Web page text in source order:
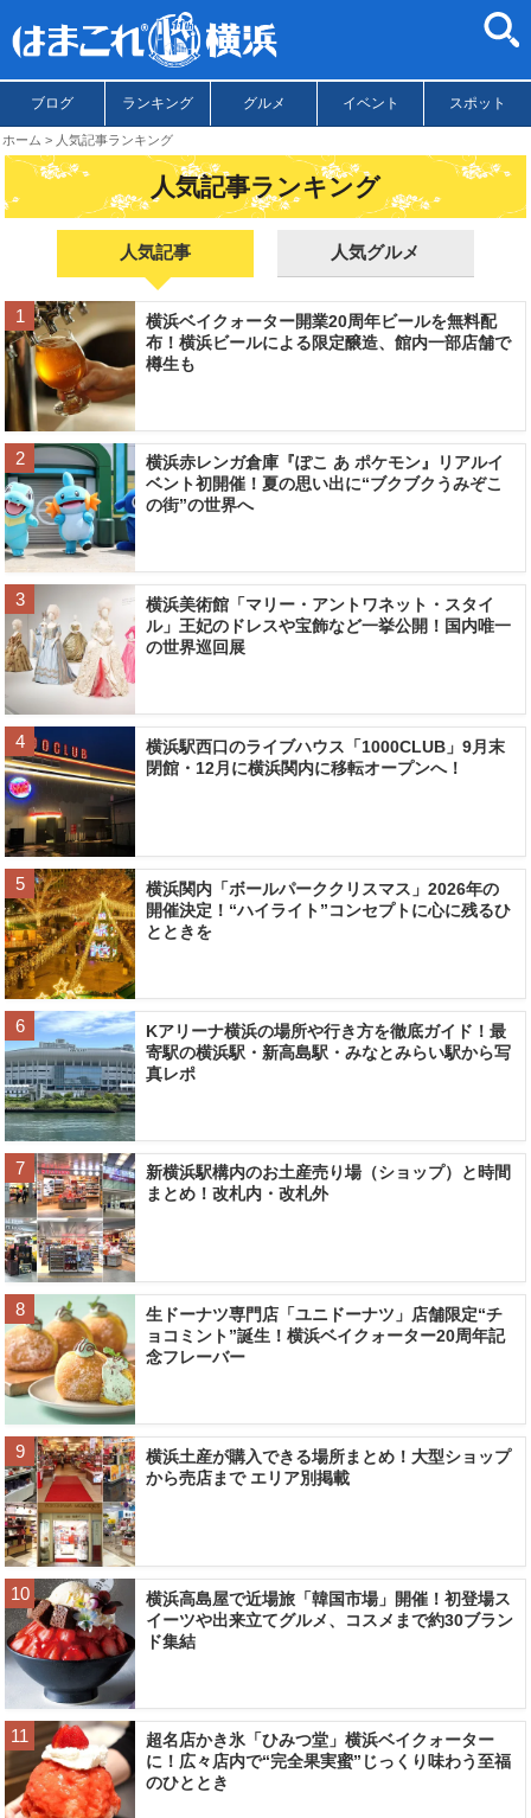
ブログ ランキング グルメ イベント スポット
ホーム 人気記事ランキング
人気記事ランキング
人気記事 人気グルメ
横浜ベイクォーター開業20周年ビールを無料配
布！横浜ビールによる限定醸造、館内一部店舗で
樽生も
横浜赤レンガ倉庫『ぽこ あ ポケモン』リアルイ
ベント初開催！夏の思い出に“ブクブクうみぞこ
の街”の世界へ
横浜美術館「マリー・アントワネット・スタイ
ル」王妃のドレスや宝飾など一挙公開！国内唯一
の世界巡回展
横浜駅西口のライブハウス「1000CLUB」9月末
閉館・12月に横浜関内に移転オープンへ！
横浜関内「ボールパーククリスマス」2026年の
開催決定！“ハイライト”コンセプトに心に残るひ
とときを
Kアリーナ横浜の場所や行き方を徹底ガイド！最
寄駅の横浜駅・新高島駅・みなとみらい駅から写
真レポ
新横浜駅構内のお土産売り場（ショップ）と時間
まとめ！改札内・改札外
生ドーナツ専門店「ユニドーナツ」店舗限定“チ
ョコミント”誕生！横浜ベイクォーター20周年記
念フレーバー
横浜土産が購入できる場所まとめ！大型ショップ
から売店まで エリア別掲載
横浜高島屋で近場旅「韓国市場」開催！初登場ス
イーツや出来立てグルメ、コスメまで約30ブラン
ド集結
超名店かき氷「ひみつ堂」横浜ベイクォーター
に！広々店内で“完全果実蜜”じっくり味わう至福
のひととき